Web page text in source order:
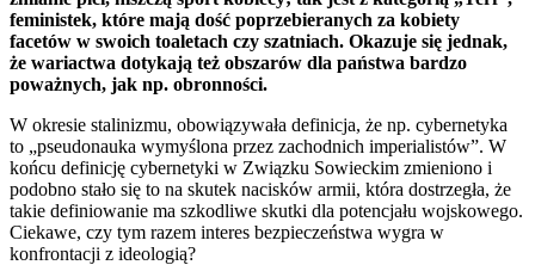
feministek, które mają dość poprzebieranych za kobiety
facetów w swoich toaletach czy szatniach. Okazuje się jednak,
że wariactwa dotykają też obszarów dla państwa bardzo
poważnych, jak np. obronności.
W okresie stalinizmu, obowiązywała definicja, że np. cybernetyka
to „pseudonauka wymyślona przez zachodnich imperialistów”. W
końcu definicję cybernetyki w Związku Sowieckim zmieniono i
podobno stało się to na skutek nacisków armii, która dostrzegła, że
takie definiowanie ma szkodliwe skutki dla potencjału wojskowego.
Ciekawe, czy tym razem interes bezpieczeństwa wygra w
konfrontacji z ideologią?